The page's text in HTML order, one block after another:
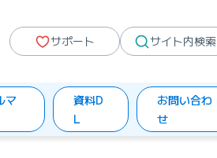
サポート サイト内検索
マ
資料D
L
お問い合わ
せ